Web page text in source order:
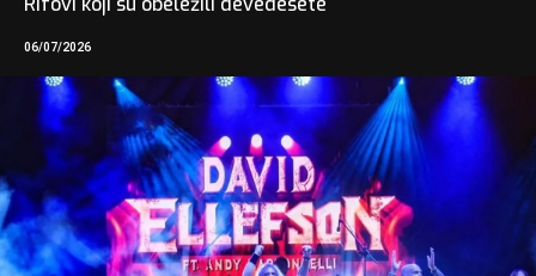
06/07/2026